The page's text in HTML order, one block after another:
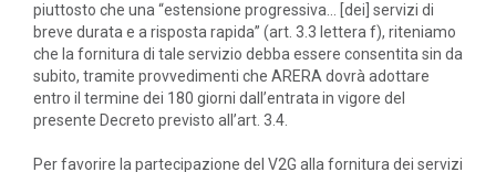
piuttosto che una “estensione progressiva… [dei] servizi di
breve durata e a risposta rapida” (art. 3.3 lettera f), riteniamo
che la fornitura di tale servizio debba essere consentita sin da
subito, tramite provvedimenti che ARERA dovrà adottare
entro il termine dei 180 giorni dall’entrata in vigore del
presente Decreto previsto all’art. 3.4.
Per favorire la partecipazione del V2G alla fornitura dei servizi